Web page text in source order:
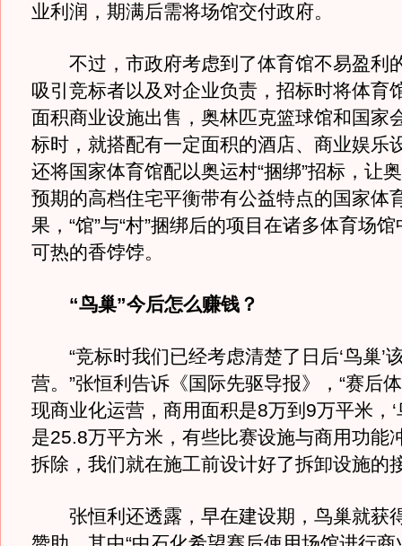
业利润，期满后需将场馆交付政府。
不过，市政府考虑到了体育馆不易盈利
吸引竞标者以及对企业负责，招标时将体育
面积商业设施出售，奥林匹克篮球馆和国家
标时，就搭配有一定面积的酒店、商业娱乐
还将国家体育馆配以奥运村“捆绑”招标，让
预期的高档住宅平衡带有公益特点的国家体
果，“馆”与“村”捆绑后的项目在诸多体育场
可热的香饽饽。
“鸟巢”今后怎么赚钱？
“竞标时我们已经考虑清楚了日后‘鸟巢’
营。”张恒利告诉《国际先驱导报》，“赛后
现商业化运营，商用面积是8万到9万平米，‘
是25.8万平方米，有些比赛设施与商用功能
拆除，我们就在施工前设计好了拆卸设施的
张恒利还透露，早在建设期，鸟巢就获